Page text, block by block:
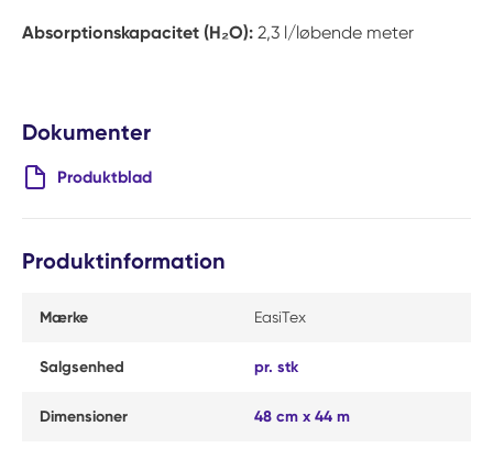
Absorptionskapacitet (H₂O): 2,3 l/løbende meter
Dokumenter
Produktblad
Produktinformation
Mærke EasiTex
Salgsenhed pr. stk
Dimensioner 48 cm x 44 m